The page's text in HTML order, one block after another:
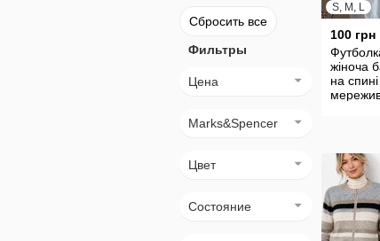
Сбросить все
Фильтры
Цена
Marks&Spencer
Цвет
Состояние
S, M, L
100 грн
жіноча
на спині